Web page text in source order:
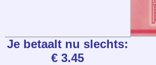
Je betaalt nu slechts:
€ 3.45